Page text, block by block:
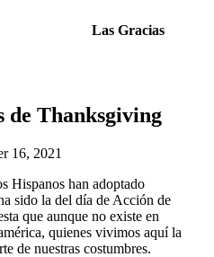
Las Gracias
de Thanksgiving
16, 2021
Hispanos han adoptado
sido la del día de Acción de
que aunque no existe en
quienes vivimos aquí la
de nuestras costumbres.